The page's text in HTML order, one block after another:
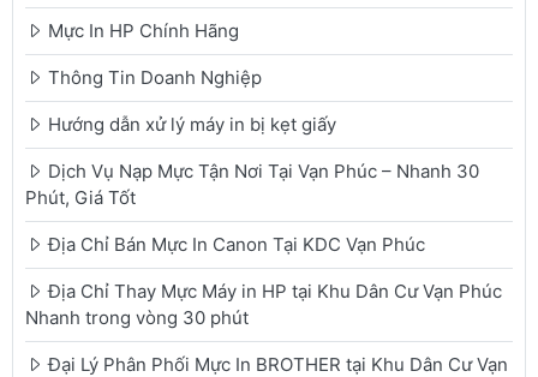
Mực In HP Chính Hãng
Thông Tin Doanh Nghiệp
Hướng dẫn xử lý máy in bị kẹt giấy
Dịch Vụ Nạp Mực Tận Nơi Tại Vạn Phúc – Nhanh 30
Phút, Giá Tốt
Địa Chỉ Bán Mực In Canon Tại KDC Vạn Phúc
Địa Chỉ Thay Mực Máy in HP tại Khu Dân Cư Vạn Phúc
Nhanh trong vòng 30 phút
Đại Lý Phân Phối Mực In BROTHER tại Khu Dân Cư Vạn